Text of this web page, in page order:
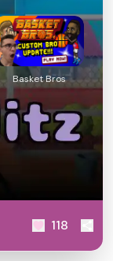
Basket Bros
118